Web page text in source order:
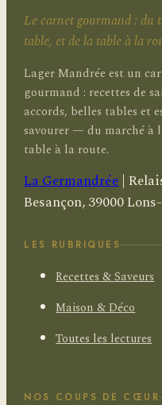
Le carnet gourmand : du
table, et de la table à la
Lager Mandrée est un
gourmand : recettes de
accords, belles tables et
savourer — du marché à
table à la route.
La Germandrée|
Besançon, 39000
LES RUBRIQUES
Recettes & Saveurs
Maison & Déco
Toutes les lectures
NOS COUPS DE CŒUR